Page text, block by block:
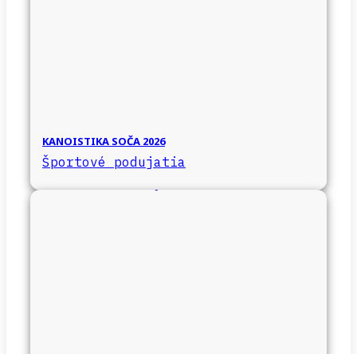
KANOISTIKA SOČA 2026
Športové podujatia